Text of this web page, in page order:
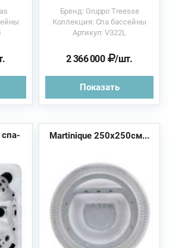
Бренд: Gruppo Treesse
Коллекция: Спа бассейны
Артикул: V322L
2 366 000 /шт.
Показать
Martinique 250х250см...